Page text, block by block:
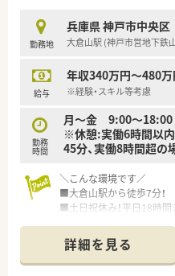
■全国勤務から自宅通勤
ランに合わせた働き方が選
■自己負担2割で利用でき
【勤務実態について】
もしっかり確保できます。
■全店舗に最新の電子薬
る環境作りを進めていま
スへ変更することも可能で
勤務地
兵庫県 神戸市中央区
大倉山駅 (神戸市営地下鉄
給与
年収340万円～480万
※経験・スキル等考慮
勤務
時間
月～金 9:00～18:00
※休憩:実働6時間以
45分、実働8時間超の
＼こんな環境です／
■大倉山駅から徒歩7分！
■土日祝休み！平日18時間
■調剤・監査・薬剤管理メ
詳細を見る